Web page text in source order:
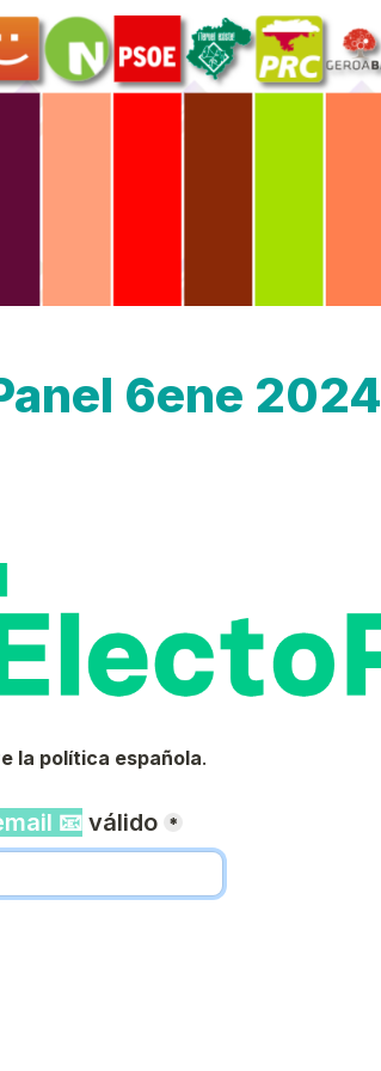
6ene 2024
la política española.
📧 válido *